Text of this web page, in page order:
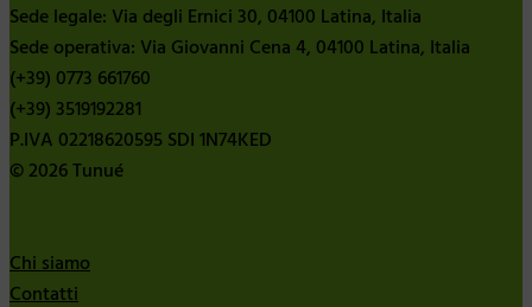
Sede legale: Via degli Ernici 30, 04100 Latina, Italia
Sede operativa: Via Giovanni Cena 4, 04100 Latina, Italia
(+39) 0773 661760
(+39) 3519192281
P.IVA 02218620595 SDI 1N74KED
© 2026 Tunué
Chi siamo
Contatti